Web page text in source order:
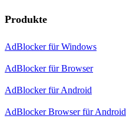
Produkte
AdBlocker für Windows
AdBlocker für Browser
AdBlocker für Android
AdBlocker Browser für Android